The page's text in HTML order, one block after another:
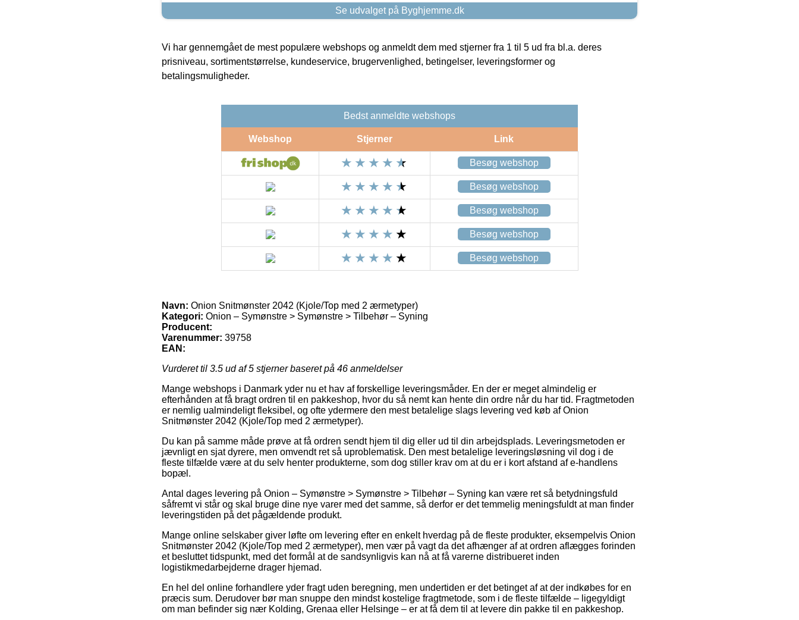
Se udvalget på Byghjemme.dk
Vi har gennemgået de mest populære webshops og anmeldt dem med stjerner fra 1 til 5 ud fra bl.a. deres
prisniveau, sortimentstørrelse, kundeservice, brugervenlighed, betingelser, leveringsformer og
betalingsmuligheder.
Bedst anmeldte webshops
Webshop Stjerner Link
Besøg webshop
Besøg webshop
Besøg webshop
Besøg webshop
Besøg webshop
Navn: Onion Snitmønster 2042 (Kjole/Top med 2 ærmetyper)
Kategori: Onion – Symønstre > Symønstre > Tilbehør – Syning
Producent:
Varenummer: 39758
EAN:
Vurderet til 3.5 ud af 5 stjerner baseret på 46 anmeldelser
Mange webshops i Danmark yder nu et hav af forskellige leveringsmåder. En der er meget almindelig er
efterhånden at få bragt ordren til en pakkeshop, hvor du så nemt kan hente din ordre når du har tid. Fragtmetoden
er nemlig ualmindeligt fleksibel, og ofte ydermere den mest betalelige slags levering ved køb af Onion
Snitmønster 2042 (Kjole/Top med 2 ærmetyper).
Du kan på samme måde prøve at få ordren sendt hjem til dig eller ud til din arbejdsplads. Leveringsmetoden er
jævnligt en sjat dyrere, men omvendt ret så uproblematisk. Den mest betalelige leveringsløsning vil dog i de
fleste tilfælde være at du selv henter produkterne, som dog stiller krav om at du er i kort afstand af e-handlens
bopæl.
Antal dages levering på Onion – Symønstre > Symønstre > Tilbehør – Syning kan være ret så betydningsfuld
såfremt vi står og skal bruge dine nye varer med det samme, så derfor er det temmelig meningsfuldt at man finder
leveringstiden på det pågældende produkt.
Mange online selskaber giver løfte om levering efter en enkelt hverdag på de fleste produkter, eksempelvis Onion
Snitmønster 2042 (Kjole/Top med 2 ærmetyper), men vær på vagt da det afhænger af at ordren aflægges forinden
et besluttet tidspunkt, med det formål at de sandsynligvis kan nå at få varerne distribueret inden
logistikmedarbejderne drager hjemad.
En hel del online forhandlere yder fragt uden beregning, men undertiden er det betinget af at der indkøbes for en
præcis sum. Derudover bør man snuppe den mindst kostelige fragtmetode, som i de fleste tilfælde – ligegyldigt
om man befinder sig nær Kolding, Grenaa eller Helsinge – er at få dem til at levere din pakke til en pakkeshop.